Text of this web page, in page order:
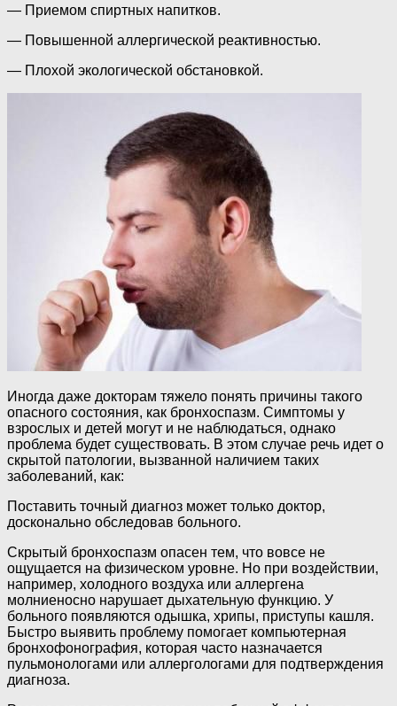
— Приемом спиртных напитков.
— Повышенной аллергической реактивностью.
— Плохой экологической обстановкой.
Иногда даже докторам тяжело понять причины такого
опасного состояния, как бронхоспазм. Симптомы у
взрослых и детей могут и не наблюдаться, однако
проблема будет существовать. В этом случае речь идет о
скрытой патологии, вызванной наличием таких
заболеваний, как:
Поставить точный диагноз может только доктор,
досконально обследовав больного.
Скрытый бронхоспазм опасен тем, что вовсе не
ощущается на физическом уровне. Но при воздействии,
например, холодного воздуха или аллергена
молниеносно нарушает дыхательную функцию. У
больного появляются одышка, хрипы, приступы кашля.
Быстро выявить проблему помогает компьютерная
бронхофонография, которая часто назначается
пульмонологами или аллергологами для подтверждения
диагноза.